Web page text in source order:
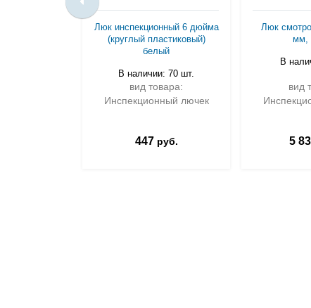
Люк инспекционный 6 дюйма
(круглый пластиковый)
белый
В наличии: 70 шт.
вид товара:
Инспекционный лючек
447руб.
Люк
мм,
В
вид
5